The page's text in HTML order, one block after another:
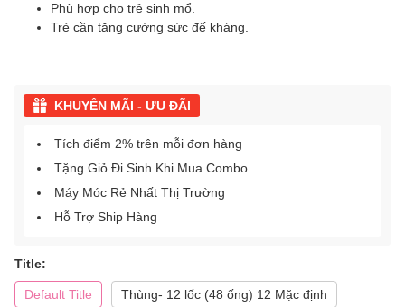
Phù hợp cho trẻ sinh mổ.
Trẻ cần tăng cường sức đế kháng.
KHUYẾN MÃI - ƯU ĐÃI
Tích điểm 2% trên mỗi đơn hàng
Tặng Giỏ Đi Sinh Khi Mua Combo
Máy Móc Rẻ Nhất Thị Trường
Hỗ Trợ Ship Hàng
Title:
Default Title Thùng- 12 lốc (48 ống) 12 Mặc định